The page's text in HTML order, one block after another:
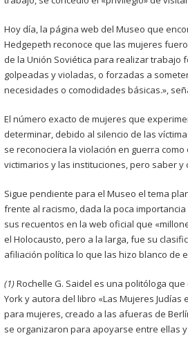
Hoy día, la página web del Museo que
Hedgepeth reconoce que las mujeres
de la Unión Soviética para realizar trabajo
golpeadas y violadas, o forzadas a
necesidades o comodidades básicas.»,
El número exacto de mujeres que
determinar, debido al silencio de las
se reconociera la violación en guerra
victimarios y las instituciones, pero saber
Sigue pendiente para el Museo el tema
frente al racismo, dada la poca
sus recuentos en la web oficial que
el Holocausto, pero a la larga, fue su
afiliación política lo que las hizo blanco de
(1)Rochelle G. Saidel es una politóloga
York y autora del libro «Las Mujeres
para mujeres, creado a las afueras de
se organizaron para apoyarse entre ellas